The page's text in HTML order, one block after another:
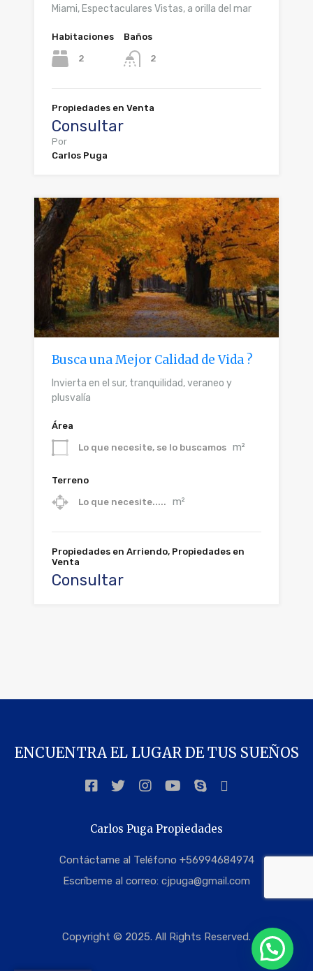
Miami, Espectaculares Vistas, a orilla del mar
Habitaciones
2
Baños
2
Propiedades en Venta
Consultar
Por
Carlos Puga
Busca una Mejor Calidad de Vida ?
Invierta en el sur, tranquilidad, veraneo y
plusvalía
Área
Lo que necesite, se lo buscamos m²
Terreno
Lo que necesite..... m²
Propiedades en Arriendo, Propiedades en
Venta
Consultar
ENCUENTRA EL LUGAR DE TUS SUEÑOS
Carlos Puga Propiedades
Contáctame al Teléfono +56994684974
Escríbeme al correo: cjpuga@gmail.com
Copyright © 2025. All Rights Reserved.